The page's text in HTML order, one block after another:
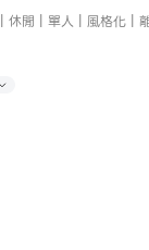
| 休閒 | 單人 | 風格化 |